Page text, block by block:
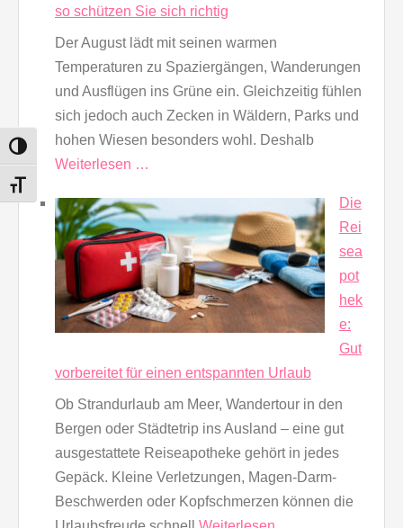
UMSCHALTEN AUF HOHE KONTRASTE
SCHRIFT VERGRÖSSERN
so schützen Sie sich richtig
Der August lädt mit seinen warmen
Temperaturen zu Spaziergängen, Wanderungen
und Ausflügen ins Grüne ein. Gleichzeitig fühlen
sich jedoch auch Zecken in Wäldern, Parks und
hohen Wiesen besonders wohl. Deshalb
Weiterlesen …
Die
Rei
sea
pot
hek
e:
Gut
vorbereitet für einen entspannten Urlaub
Ob Strandurlaub am Meer, Wandertour in den
Bergen oder Städtetrip ins Ausland – eine gut
ausgestattete Reiseapotheke gehört in jedes
Gepäck. Kleine Verletzungen, Magen-Darm-
Beschwerden oder Kopfschmerzen können die